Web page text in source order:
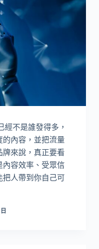
經不是誰發得多，
內容，並把流量
來說，真正要看
內容效率、受眾信
人帶到你自己可